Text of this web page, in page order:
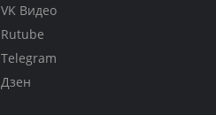
VK Видео
Rutube
Telegram
Дзен